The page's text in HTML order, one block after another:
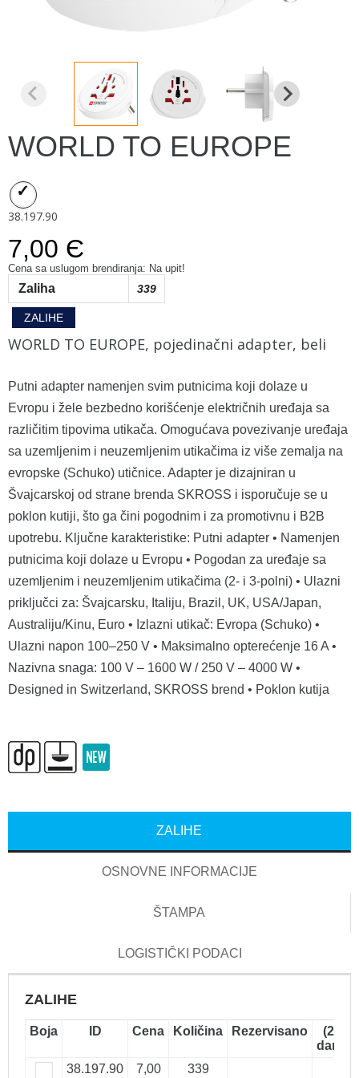
WORLD TO EUROPE
38.197.90
7,00 Є
Cena sa uslugom brendiranja: Na upit!
Zaliha 339
ZALIHE
WORLD TO EUROPE, pojedinačni adapter, beli
Putni adapter namenjen svim putnicima koji dolaze u
Evropu i žele bezbedno korišćenje električnih uređaja sa
različitim tipovima utikača. Omogućava povezivanje uređaja
sa uzemljenim i neuzemljenim utikačima iz više zemalja na
evropske (Schuko) utičnice. Adapter je dizajniran u
Švajcarskoj od strane brenda SKROSS i isporučuje se u
poklon kutiji, što ga čini pogodnim i za promotivnu i B2B
upotrebu. Ključne karakteristike: Putni adapter • Namenjen
putnicima koji dolaze u Evropu • Pogodan za uređaje sa
uzemljenim i neuzemljenim utikačima (2- i 3-polni) • Ulazni
priključci za: Švajcarsku, Italiju, Brazil, UK, USA/Japan,
Australiju/Kinu, Euro • Izlazni utikač: Evropa (Schuko) •
Ulazni napon 100–250 V • Maksimalno opterećenje 16 A •
Nazivna snaga: 100 V – 1600 W / 250 V – 4000 W •
Designed in Switzerland, SKROSS brend • Poklon kutija
ZALIHE
OSNOVNE INFORMACIJE
ŠTAMPA
LOGISTIČKI PODACI
ZALIHE
Boja ID Cena Količina Rezervisano
(2-5
dana)
38.197.90
7,00
339